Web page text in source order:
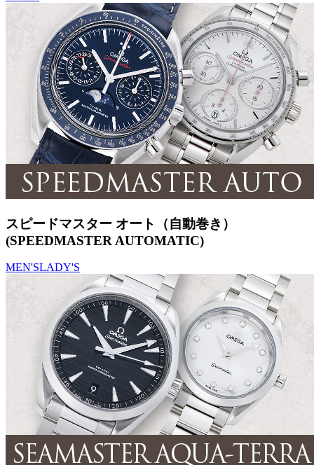
スピードマスター オート（自動巻き）
(SPEEDMASTER AUTOMATIC)
MEN'SLADY'S